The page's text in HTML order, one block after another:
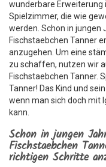
wunderbare Erweiterung
Spielzimmer, die wie
werden. Schon in jungen
Fischstaebchen Tanner
anzugehen. Um eine
zu schaffen, nutzen wir
Fischstaebchen Tanner.
Tanner! Das Kind und
wenn man sich doch mit
kann.
Schon in jungen
Fischstaebchen
richtigen Schritte